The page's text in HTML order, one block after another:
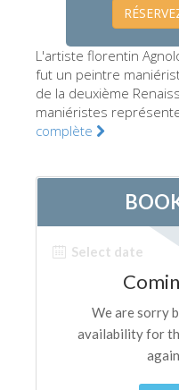
La
Les
Le
Le
La
Le
Le
L'artiste florentin
fut un peintre
de la deuxième
maniéristes
complète